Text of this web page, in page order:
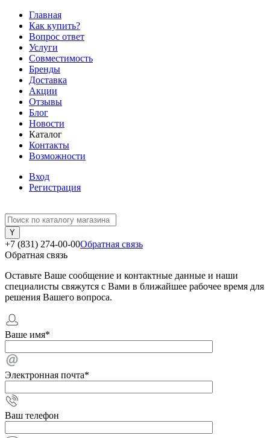
Главная
Как купить?
Вопрос ответ
Услуги
Совместимость
Бренды
Доставка
Акции
Отзывы
Блог
Новости
Каталог
Контакты
Возможности
Вход
Регистрация
+7 (831) 274-00-00Обратная связь
Обратная связь
Оставьте Ваше сообщение и контактные данные и наши
специалисты свяжутся с Вами в ближайшее рабочее время для
решения Вашего вопроса.
Ваше имя*
Электронная почта*
Ваш телефон